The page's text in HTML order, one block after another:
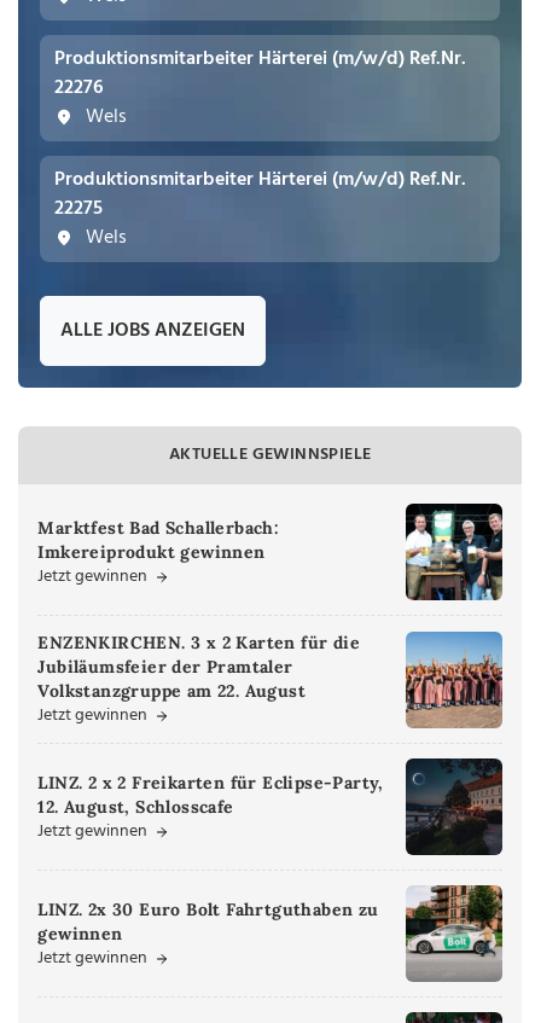
Produktionsmitarbeiter Härterei (m/w/d) Ref.Nr.
22276
Wels
Produktionsmitarbeiter Härterei (m/w/d) Ref.Nr.
22275
Wels
ALLE JOBS ANZEIGEN
AKTUELLE GEWINNSPIELE
Marktfest Bad Schallerbach:
Imkereiprodukt gewinnen
Jetzt gewinnen
ENZENKIRCHEN. 3 x 2 Karten für die
Jubiläumsfeier der Pramtaler
Volkstanzgruppe am 22. August
Jetzt gewinnen
LINZ. 2 x 2 Freikarten für Eclipse-Party,
12. August, Schlosscafe
Jetzt gewinnen
LINZ. 2x 30 Euro Bolt Fahrtguthaben zu
gewinnen
Jetzt gewinnen